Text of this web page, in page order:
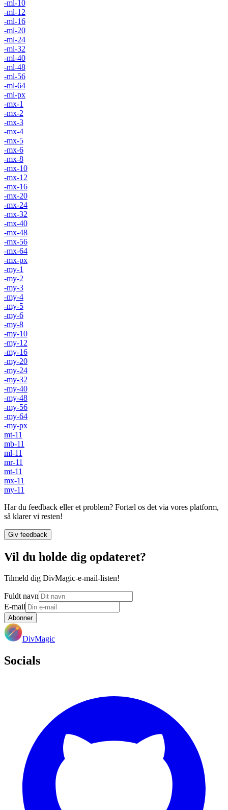
-ml-10
-ml-12
-ml-16
-ml-20
-ml-24
-ml-32
-ml-40
-ml-48
-ml-56
-ml-64
-ml-px
-mx-1
-mx-2
-mx-3
-mx-4
-mx-5
-mx-6
-mx-8
-mx-10
-mx-12
-mx-16
-mx-20
-mx-24
-mx-32
-mx-40
-mx-48
-mx-56
-mx-64
-mx-px
-my-1
-my-2
-my-3
-my-4
-my-5
-my-6
-my-8
-my-10
-my-12
-my-16
-my-20
-my-24
-my-32
-my-40
-my-48
-my-56
-my-64
-my-px
mt-11
mb-11
ml-11
mr-11
mt-11
mx-11
my-11
Har du feedback eller et problem? Fortæl os det via vores platform,
så klarer vi resten!
Giv feedback
Vil du holde dig opdateret?
Tilmeld dig DivMagic-e-mail-listen!
Fuldt navn
E-mail
Abonner
DivMagic
Socials